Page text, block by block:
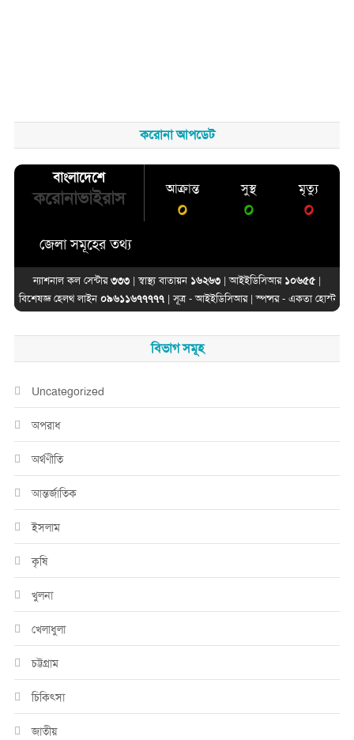
করোনা আপডেট
বাংলাদেশে
করোনাভাইরাস আক্রান্ত
০
সুস্থ
০
মৃত্যু
০
জেলা সমূহের তথ্য
ন্যাশনাল কল সেন্টার৩৩৩ | স্বাস্থ্য বাতায়ন ১৬২৬৩ | আইইডিসিআর ১০৬৫৫|
বিশেষজ্ঞ হেলথ লাইন ০৯৬১১৬৭৭৭৭৭| সূত্র -আইইডিসিআর| স্পন্সর - একতা হোস্ট
বিভাগ সমূহ
Uncategorized
অপরাধ
অর্থণীতি
আন্তর্জাতিক
ইসলাম
কৃষি
খুলনা
খেলাধুলা
চট্টগ্রাম
চিকিৎসা
জাতীয়